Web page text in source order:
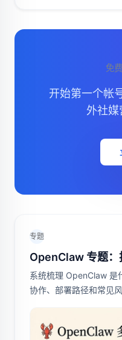
免
开始第一个帐
外社媒
专题
OpenClaw 专题：
系统梳理 OpenClaw 是
协作、部署路径和常见风